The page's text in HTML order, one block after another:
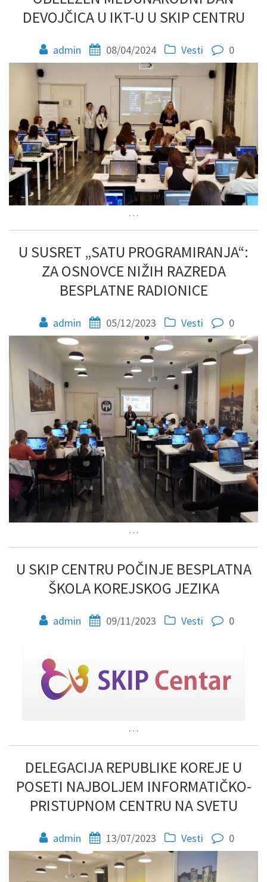
DEVOJČICA U IKT-U U SKIP CENTRU
admin 08/04/2024 Vesti 0
…
U SUSRET „SATU PROGRAMIRANJA“:
ZA OSNOVCE NIŽIH RAZREDA
BESPLATNE RADIONICE
admin 05/12/2023 Vesti 0
…
U SKIP CENTRU POČINJE BESPLATNA
ŠKOLA KOREJSKOG JEZIKA
admin 09/11/2023 Vesti 0
…
DELEGACIJA REPUBLIKE KOREJE U
POSETI NAJBOLJEM INFORMATIČKO-
PRISTUPNOM CENTRU NA SVETU
admin 13/07/2023 Vesti 0